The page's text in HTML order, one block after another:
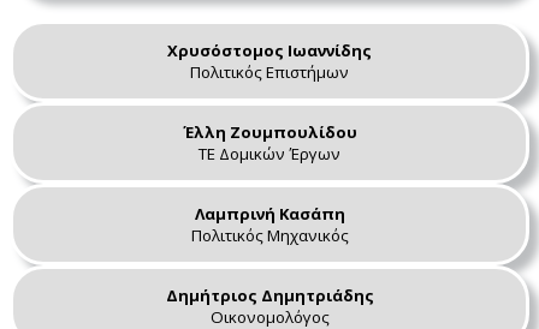
Χρυσόστομος Ιωαννίδης
Πολιτικός Επιστήμων
Έλλη Ζουμπουλίδου
ΤΕ Δομικών Έργων
Λαμπρινή Κασάπη
Πολιτικός Μηχανικός
Δημήτριος Δημητριάδης
Οικονομολόγος